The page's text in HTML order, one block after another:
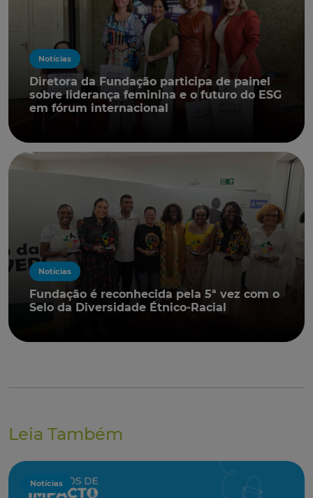
Notícias
Diretora da Fundação participa de painel
sobre liderança feminina e o futuro do ESG
em fórum internacional
Notícias
Fundação é reconhecida pela 5ª vez com o
Selo da Diversidade Étnico-Racial
Leia Também
Notícias